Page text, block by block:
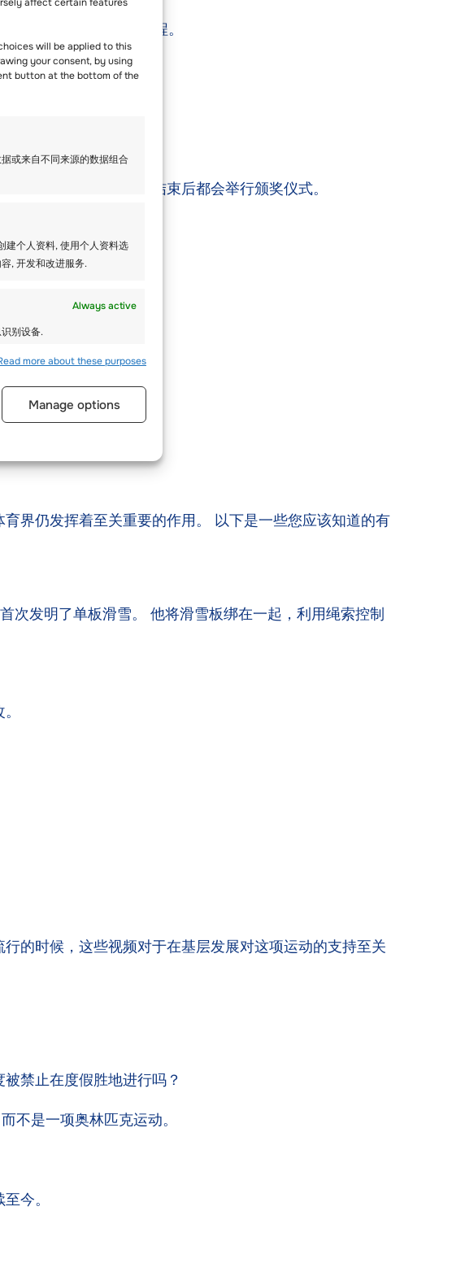
will be applied to this
your consent, by using
button at the bottom of the
或来自不同来源的数据组合
建个人资料, 使用个人资料选
, 开发和改进服务.
Always active
别设备.
和内容, 保
Always active
more about these purposes
Manage options
都可以参加 课程。
。
好的成绩，每次旅行结束后都会举行颁奖仪式。
滑行的能力。
色滑雪道上滑行。
界仍发挥着至关重要的作用。 以下是一些您应该知道的有
发明了单板滑雪。 他将滑雪板绑在一起，利用绳索控制
的时候，这些视频对于在基层发展对这项运动的支持至关
禁止在度假胜地进行吗？
不是一项奥林匹克运动。
今。